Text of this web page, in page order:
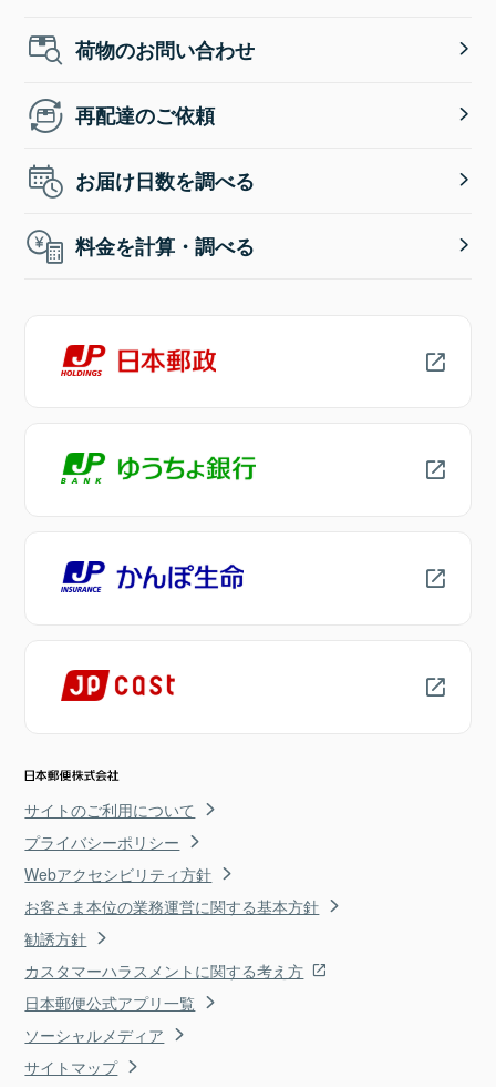
荷物のお問い合わせ
再配達のご依頼
お届け日数を調べる
料金を計算・調べる
サイトのご利用について
プライバシーポリシー
Webアクセシビリティ方針
お客さま本位の業務運営に関する基本方針
勧誘方針
カスタマーハラスメントに関する考え方
日本郵便公式アプリ一覧
ソーシャルメディア
サイトマップ